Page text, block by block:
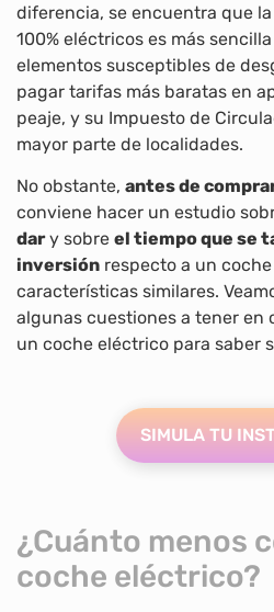
diferencia, se encuentra que
100% eléctricos es más
elementos susceptibles de
pagar tarifas más baratas en
peaje, y su Impuesto de
mayor parte de localidades.
No obstante, antes de
conviene hacer un estudio
dary sobre el tiempo que se
inversión respecto a un
características similares.
algunas cuestiones a tener en
un coche eléctrico para saber
SIMULA TU
¿Cuánto menos
coche eléctrico?